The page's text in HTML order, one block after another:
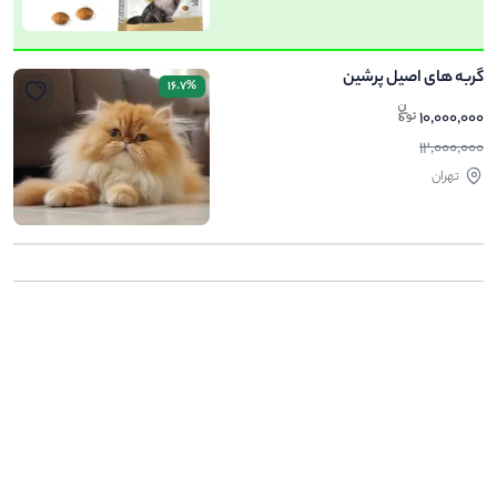
گربه های اصیل پرشین
10,000,000
12,000,000
تهران
16.7%